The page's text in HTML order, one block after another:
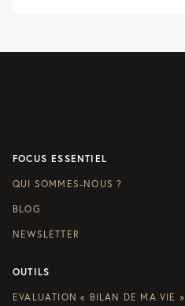
FOCUS ESSENTIEL
QUI SOMMES-NOUS ?
BLOG
NEWSLETTER
OUTILS
EVALUATION « BILAN DE MA VIE »